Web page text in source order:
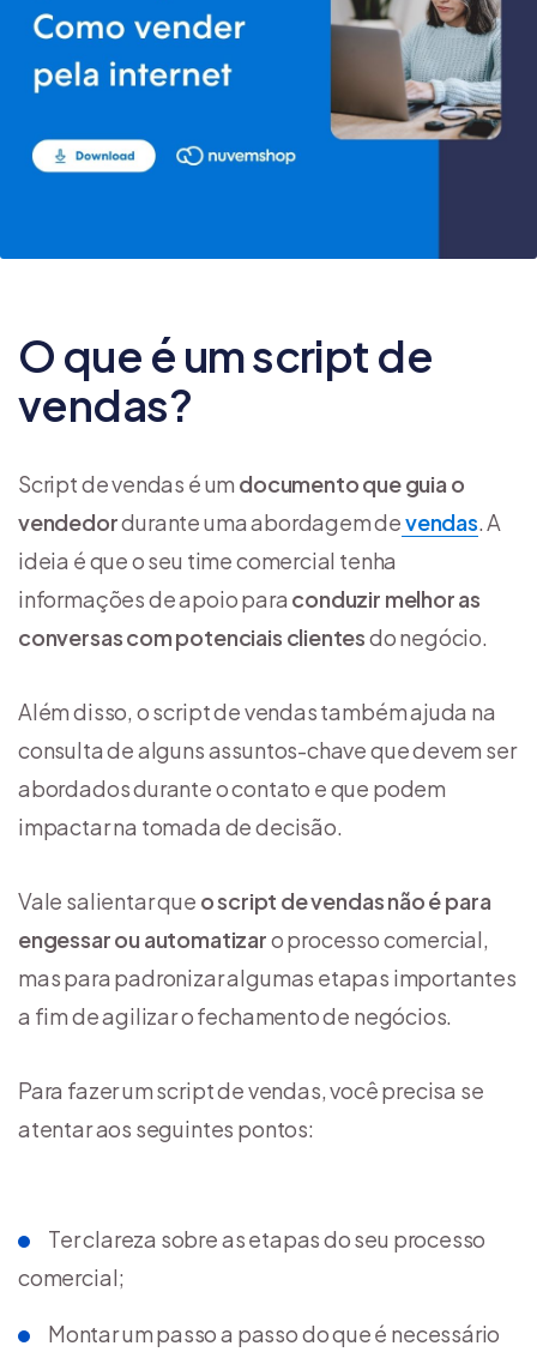
O que é um script de
vendas?
Script de vendas é um documento que guia o
vendedordurante uma abordagem devendas. A
ideia é que o seu time comercial tenha
informações de apoio para conduzir melhor as
conversas com potenciais clientesdo negócio.
Além disso, o script de vendas também ajuda na
consulta de alguns assuntos-chave que devem ser
abordados durante o contato e que podem
impactar na tomada de decisão.
Vale salientar que o script de vendas não é para
engessar ou automatizaro processo comercial,
mas para padronizar algumas etapas importantes
a fim de agilizar o fechamento de negócios.
Para fazer um script de vendas, você precisa se
atentar aos seguintes pontos:
Ter clareza sobre as etapas do seu processo
comercial;
Montar um passo a passo do que é necessário